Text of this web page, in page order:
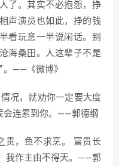
了。其实不必抱怨，挣
声演员也如此，挣的钱
看玩意一半说闲话。别
海桑田。人这辈子不是
。——《微博》
况，就劝你一定要大度
会连累到你。——郭德纲
贵，鱼不求烹。 富贵长
我作主由不得天。——郭